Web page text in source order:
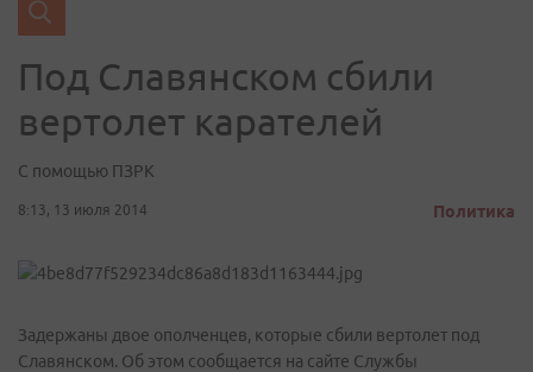
Под Славянском сбили
вертолет карателей
С помощью ПЗРК
8:13, 13 июля 2014 Политика
Задержаны двое ополченцев, которые сбили вертолет под
Славянском. Об этом сообщается на сайте Службы